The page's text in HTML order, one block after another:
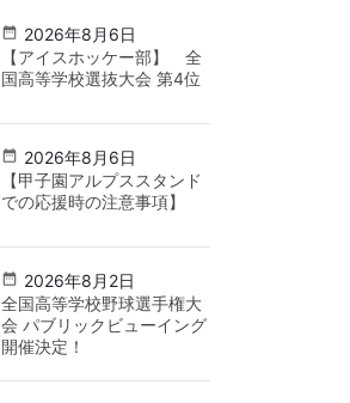
2026年8月6日
【アイスホッケー部】 全
国高等学校選抜大会 第4位
2026年8月6日
【甲子園アルプススタンド
での応援時の注意事項】
2026年8月2日
全国高等学校野球選手権大
会 パブリックビューイング
開催決定！